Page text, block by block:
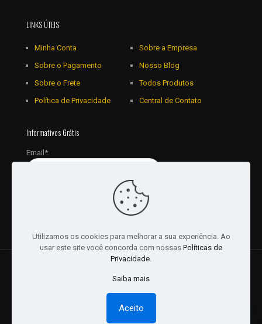
LINKS ÚTEIS
Minha Conta
Sobre o Pagamento
Sobre o Frete
Política de Privacidade
Sobre a Empresa
Nosso Blog
Todos Produtos
Central de Contato
Informativos Grátis
Email*
Distribuidora Ltda - CNPJ: 16757010/0001-06. | Desenvolvido
por:Websites Br
Utilizamos os cookies para melhorar a sua experiência. Ao
usar este site você concorda com nossas Políticas de
Privacidade.
Saiba mais
Aceito